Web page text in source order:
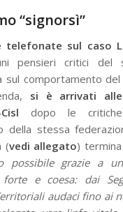
“signorsì”
telefonate sul caso
pensieri critici del
sul comportamento del
si è arrivati
dopo le
della stessa
(vedi allegato)
possibile grazie a
forte e coesa: dai
audaci fino ai